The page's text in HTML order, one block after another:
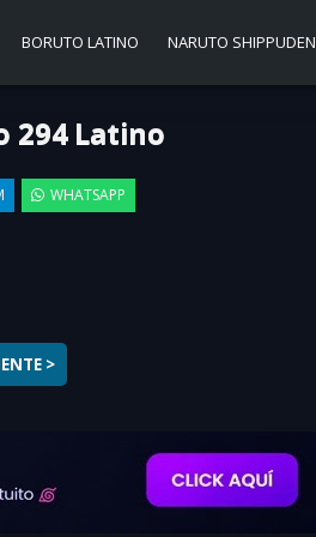
BORUTO LATINO NARUTO SHIPPUDEN
294 Latino
WHATSAPP
>